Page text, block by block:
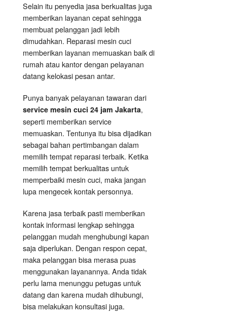
Selain itu penyedia jasa berkualitas juga
memberikan layanan cepat sehingga
membuat pelanggan jadi lebih
dimudahkan. Reparasi mesin cuci
memberikan layanan memuaskan baik di
rumah atau kantor dengan pelayanan
datang kelokasi pesan antar.
Punya banyak pelayanan tawaran dari
service mesin cuci 24 jam Jakarta,
seperti memberikan service
memuaskan. Tentunya itu bisa dijadikan
sebagai bahan pertimbangan dalam
memilih tempat reparasi terbaik. Ketika
memilih tempat berkualitas untuk
memperbaiki mesin cuci, maka jangan
lupa mengecek kontak personnya.
Karena jasa terbaik pasti memberikan
kontak informasi lengkap sehingga
pelanggan mudah menghubungi kapan
saja diperlukan. Dengan respon cepat,
maka pelanggan bisa merasa puas
menggunakan layanannya. Anda tidak
perlu lama menunggu petugas untuk
datang dan karena mudah dihubungi,
bisa melakukan konsultasi juga.